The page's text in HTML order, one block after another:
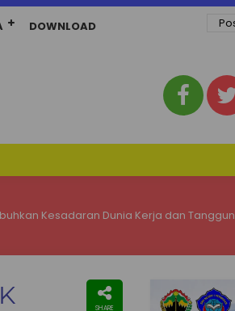
DOWNLOAD
Kesadaran Dunia Kerja dan